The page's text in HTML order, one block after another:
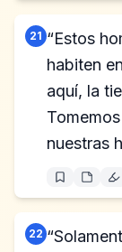
21 “Estos
habiten
aquí, la
nuestras
22